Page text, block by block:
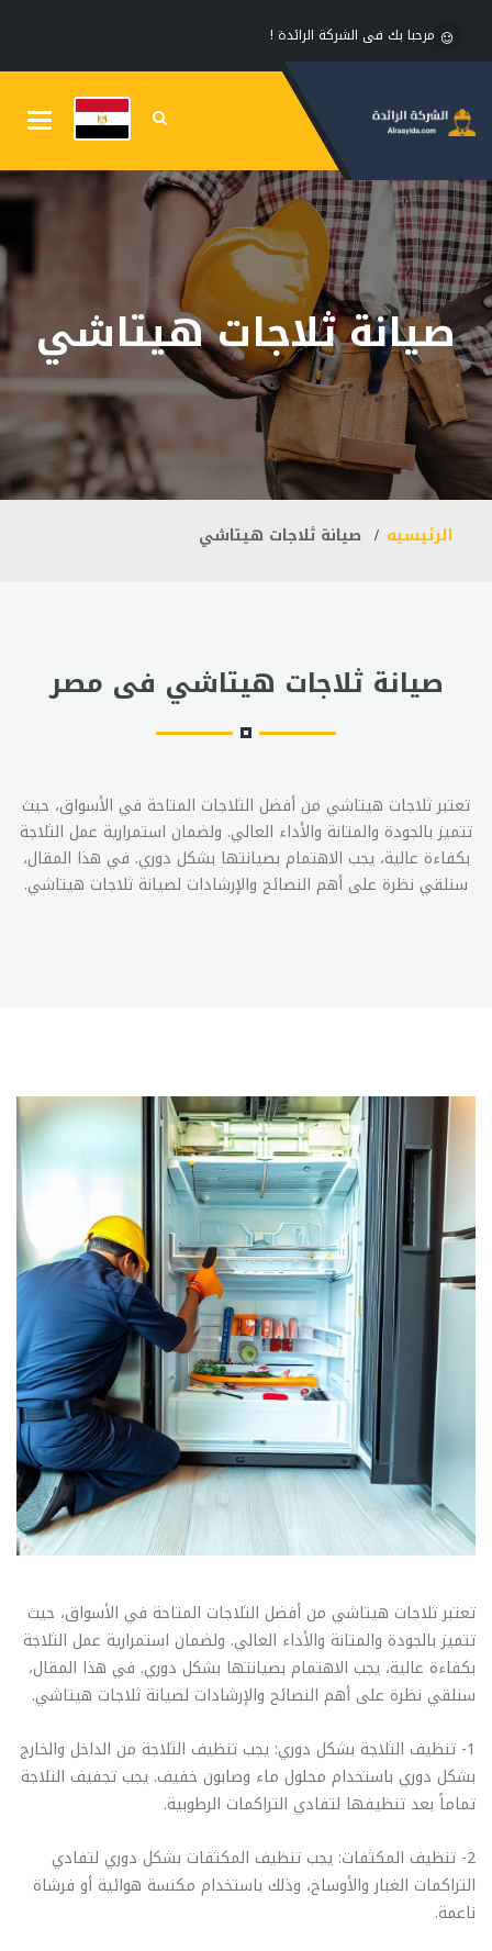
مرحبا بك فى الشركة الرائدة !
صيانة ثلاجات هيتاشي
الرئيسيه صيانة ثلاجات هيتاشي
صيانة ثلاجات هيتاشي فى مصر
تعتبر ثلاجات هيتاشي من أفضل الثلاجات المتاحة في الأسواق، حيث
تتميز بالجودة والمتانة والأداء العالي. ولضمان استمرارية عمل الثلاجة
بكفاءة عالية، يجب الاهتمام بصيانتها بشكل دوري. في هذا المقال،
سنلقي نظرة على أهم النصائح والإرشادات لصيانة ثلاجات هيتاشي.
تعتبر ثلاجات هيتاشي من أفضل الثلاجات المتاحة في الأسواق، حيث
تتميز بالجودة والمتانة والأداء العالي. ولضمان استمرارية عمل الثلاجة
بكفاءة عالية، يجب الاهتمام بصيانتها بشكل دوري. في هذا المقال،
سنلقي نظرة على أهم النصائح والإرشادات لصيانة ثلاجات هيتاشي.
1- تنظيف الثلاجة بشكل دوري: يجب تنظيف الثلاجة من الداخل والخارج
بشكل دوري باستخدام محلول ماء وصابون خفيف. يجب تجفيف الثلاجة
تماماً بعد تنظيفها لتفادي التراكمات الرطوبية.
2- تنظيف المكثفات: يجب تنظيف المكثفات بشكل دوري لتفادي
التراكمات الغبار والأوساخ، وذلك باستخدام مكنسة هوائية أو فرشاة
ناعمة.